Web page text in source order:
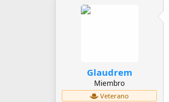
Glaudrem
Miembro
Veterano